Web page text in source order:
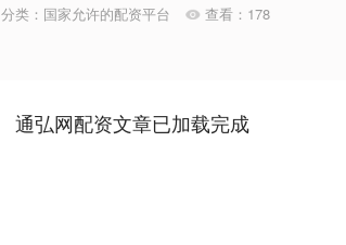
分类： 国家允许的配资平台 查看： 178
通弘网配资文章已加载完成